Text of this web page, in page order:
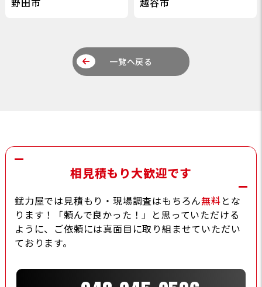
一覧へ戻る
相見積もり大歓迎です
錻力屋では見積もり・現場調査はもちろん無料とな
ります！「頼んで良かった！」と思っていただける
ように、ご依頼には真面目に取り組ませていただい
ております。